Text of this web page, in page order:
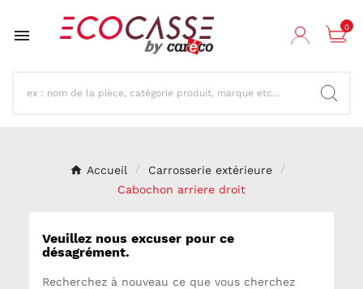
 0
Accueil
Carrosserie extérieure
Cabochon arriere droit
Veuillez nous excuser pour ce
désagrément.
Recherchez à nouveau ce que vous cherchez